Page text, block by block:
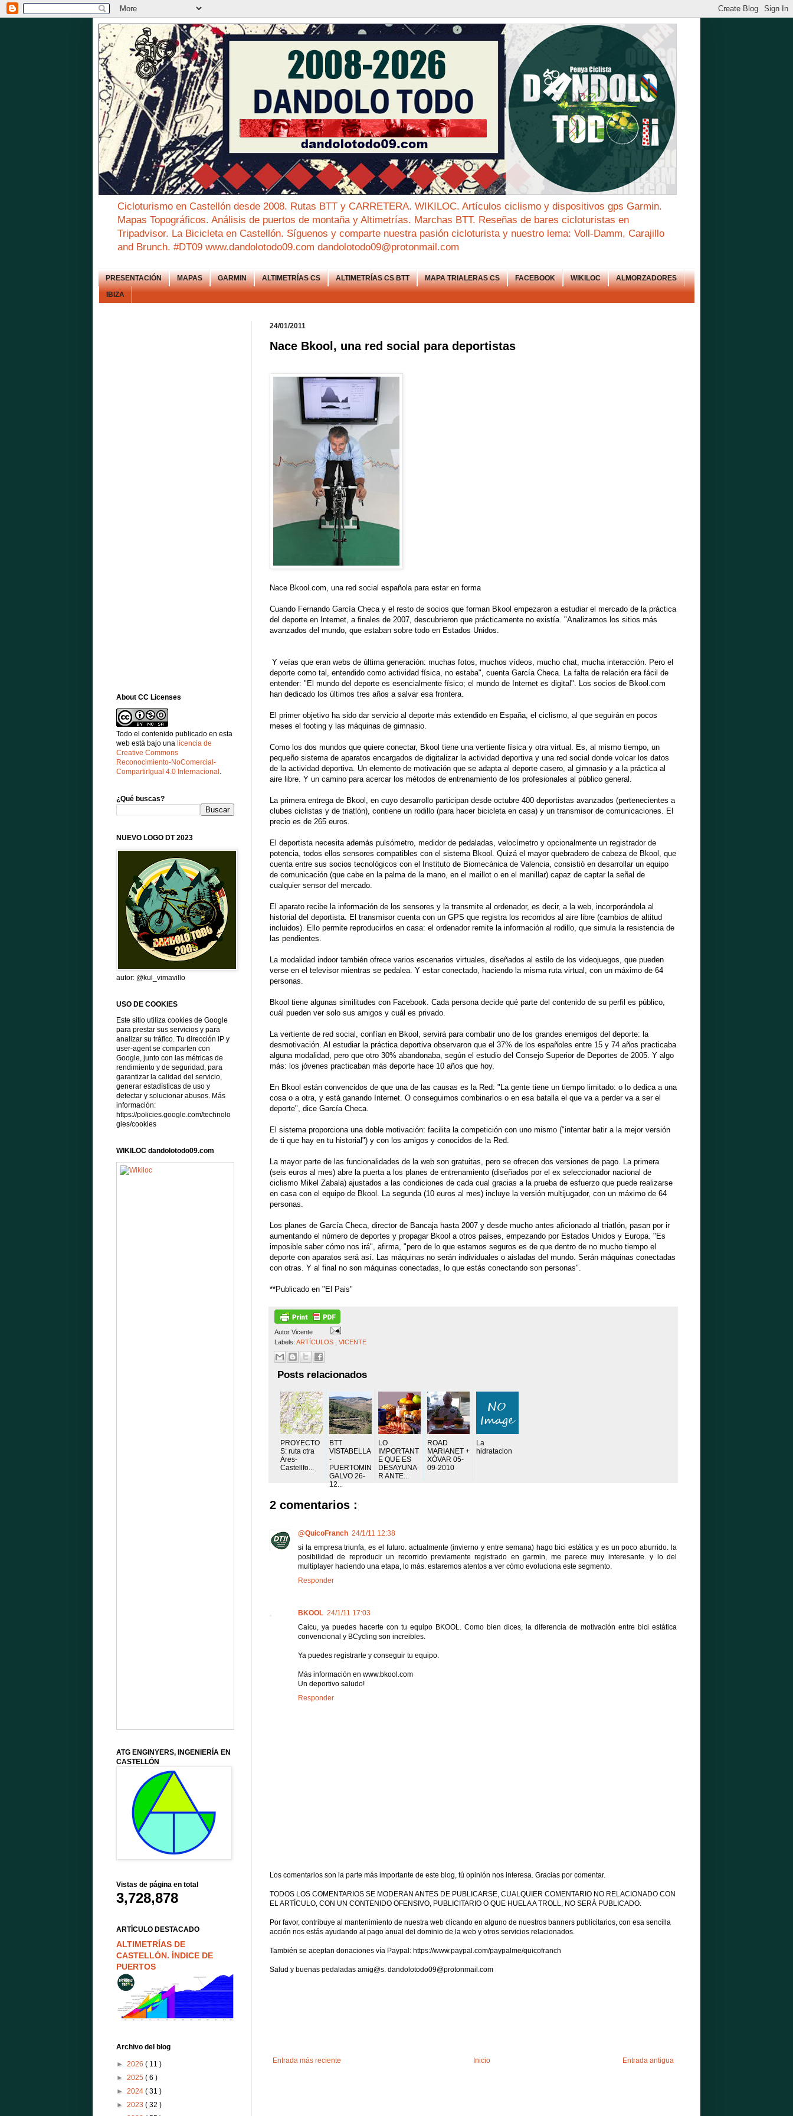
Cicloturismo en Castellón desde 2008. Rutas BTT y CARRETERA. WIKILOC. Artículos ciclismo y dispositivos gps Garmin.
Mapas Topográficos. Análisis de puertos de montaña y Altimetrías. Marchas BTT. Reseñas de bares cicloturistas en
Tripadvisor. La Bicicleta en Castellón. Síguenos y comparte nuestra pasión cicloturista y nuestro lema: Voll-Damm, Carajillo
and Brunch. #DT09 www.dandolotodo09.com dandolotodo09@protonmail.com
PRESENTACIÓN MAPAS GARMIN ALTIMETRÍAS CS ALTIMETRÍAS CS BTT MAPA TRIALERAS CS FACEBOOK WIKILOC ALMORZADORES
IBIZA
24/01/2011
Nace Bkool, una red social para deportistas
Nace Bkool.com, una red social española para estar en forma
Cuando Fernando García Checa y el resto de socios que forman Bkool empezaron a estudiar el mercado de la práctica
del deporte en Internet, a finales de 2007, descubrieron que prácticamente no existía. "Analizamos los sitios más
avanzados del mundo, que estaban sobre todo en Estados Unidos.
Y veías que eran webs de última generación: muchas fotos, muchos vídeos, mucho chat, mucha interacción. Pero el
deporte como tal, entendido como actividad física, no estaba", cuenta García Checa. La falta de relación era fácil de
entender: "El mundo del deporte es esencialmente físico; el mundo de Internet es digital". Los socios de Bkool.com
han dedicado los últimos tres años a salvar esa frontera.
El primer objetivo ha sido dar servicio al deporte más extendido en España, el ciclismo, al que seguirán en pocos
meses el footing y las máquinas de gimnasio.
Como los dos mundos que quiere conectar, Bkool tiene una vertiente física y otra virtual. Es, al mismo tiempo, un
pequeño sistema de aparatos encargados de digitalizar la actividad deportiva y una red social donde volcar los datos
de la actividad deportiva. Un elemento de motivación que se adapta al deporte casero, al gimnasio y a la práctica al
aire libre. Y un camino para acercar los métodos de entrenamiento de los profesionales al público general.
La primera entrega de Bkool, en cuyo desarrollo participan desde octubre 400 deportistas avanzados (pertenecientes a
clubes ciclistas y de triatlón), contiene un rodillo (para hacer bicicleta en casa) y un transmisor de comunicaciones. El
precio es de 265 euros.
El deportista necesita además pulsómetro, medidor de pedaladas, velocímetro y opcionalmente un registrador de
potencia, todos ellos sensores compatibles con el sistema Bkool. Quizá el mayor quebradero de cabeza de Bkool, que
cuenta entre sus socios tecnológicos con el Instituto de Biomecánica de Valencia, consistió en desarrollar un equipo
de comunicación (que cabe en la palma de la mano, en el maillot o en el manillar) capaz de captar la señal de
cualquier sensor del mercado.
El aparato recibe la información de los sensores y la transmite al ordenador, es decir, a la web, incorporándola al
historial del deportista. El transmisor cuenta con un GPS que registra los recorridos al aire libre (cambios de altitud
incluidos). Ello permite reproducirlos en casa: el ordenador remite la información al rodillo, que simula la resistencia de
las pendientes.
La modalidad indoor también ofrece varios escenarios virtuales, diseñados al estilo de los videojuegos, que pueden
verse en el televisor mientras se pedalea. Y estar conectado, haciendo la misma ruta virtual, con un máximo de 64
personas.
Bkool tiene algunas similitudes con Facebook. Cada persona decide qué parte del contenido de su perfil es público,
cuál pueden ver solo sus amigos y cuál es privado.
La vertiente de red social, confían en Bkool, servirá para combatir uno de los grandes enemigos del deporte: la
desmotivación. Al estudiar la práctica deportiva observaron que el 37% de los españoles entre 15 y 74 años practicaba
alguna modalidad, pero que otro 30% abandonaba, según el estudio del Consejo Superior de Deportes de 2005. Y algo
más: los jóvenes practicaban más deporte hace 10 años que hoy.
En Bkool están convencidos de que una de las causas es la Red: "La gente tiene un tiempo limitado: o lo dedica a una
cosa o a otra, y está ganando Internet. O conseguimos combinarlos o en esa batalla el que va a perder va a ser el
deporte", dice García Checa.
El sistema proporciona una doble motivación: facilita la competición con uno mismo ("intentar batir a la mejor versión
de ti que hay en tu historial") y con los amigos y conocidos de la Red.
La mayor parte de las funcionalidades de la web son gratuitas, pero se ofrecen dos versiones de pago. La primera
(seis euros al mes) abre la puerta a los planes de entrenamiento (diseñados por el ex seleccionador nacional de
ciclismo Mikel Zabala) ajustados a las condiciones de cada cual gracias a la prueba de esfuerzo que puede realizarse
en casa con el equipo de Bkool. La segunda (10 euros al mes) incluye la versión multijugador, con un máximo de 64
personas.
Los planes de García Checa, director de Bancaja hasta 2007 y desde mucho antes aficionado al triatlón, pasan por ir
aumentando el número de deportes y propagar Bkool a otros países, empezando por Estados Unidos y Europa. "Es
imposible saber cómo nos irá", afirma, "pero de lo que estamos seguros es de que dentro de no mucho tiempo el
deporte con aparatos será así. Las máquinas no serán individuales o aisladas del mundo. Serán máquinas conectadas
con otras. Y al final no son máquinas conectadas, lo que estás conectando son personas".
**Publicado en "El Pais"
Autor Vicente
Labels: ARTÍCULOS VICENTE
Posts relacionados
PROYECTO
S: ruta ctra
Ares-
Castellfo...
BTT
VISTABELLA
-
PUERTOMIN
GALVO 26-
12...
LO
IMPORTANT
E QUE ES
DESAYUNA
R ANTE...
ROAD
MARIANET +
XÒVAR 05-
09-2010
La
hidratacion
2 comentarios :
@QuicoFranch 24/1/11 12:38
si la empresa triunfa, es el futuro. actualmente (invierno y entre semana) hago bici estática y es un poco aburrido. la
posibilidad de reproducir un recorrido previamente registrado en garmin, me parece muy interesante. y lo del
multiplayer haciendo una etapa, lo más. estaremos atentos a ver cómo evoluciona este segmento.
Responder
BKOOL 24/1/11 17:03
Caicu, ya puedes hacerte con tu equipo BKOOL. Como bien dices, la diferencia de motivación entre bici estática
convencional y BCycling son increibles.
Ya puedes registrarte y conseguir tu equipo.
Más información en www.bkool.com
Un deportivo saludo!
Responder
Los comentarios son la parte más importante de este blog, tú opinión nos interesa. Gracias por comentar.
TODOS LOS COMENTARIOS SE MODERAN ANTES DE PUBLICARSE, CUALQUIER COMENTARIO NO RELACIONADO CON
EL ARTÍCULO, CON UN CONTENIDO OFENSIVO, PUBLICITARIO O QUE HUELA A TROLL, NO SERÁ PUBLICADO.
Por favor, contribuye al mantenimiento de nuestra web clicando en alguno de nuestros banners publicitarios, con esa sencilla
acción nos estás ayudando al pago anual del dominio de la web y otros servicios relacionados.
También se aceptan donaciones vía Paypal: https://www.paypal.com/paypalme/quicofranch
Salud y buenas pedaladas amig@s. dandolotodo09@protonmail.com
Entrada más reciente Entrada antigua
Inicio
About CC Licenses
Todo el contenido publicado en esta
web está bajo una licencia de
Creative Commons
Reconocimiento-NoComercial-
CompartirIgual 4.0 Internacional .
¿Qué buscas?
NUEVO LOGO DT 2023
autor: @kul_vimavillo
USO DE COOKIES
Este sitio utiliza cookies de Google
para prestar sus servicios y para
analizar su tráfico. Tu dirección IP y
user-agent se comparten con
Google, junto con las métricas de
rendimiento y de seguridad, para
garantizar la calidad del servicio,
generar estadísticas de uso y
detectar y solucionar abusos. Más
información:
https://policies.google.com/technolo
gies/cookies
WIKILOC dandolotodo09.com
ATG ENGINYERS, INGENIERÍA EN
CASTELLÓN
Vistas de página en total
3,728,878
ARTÍCULO DESTACADO
ALTIMETRÍAS DE
CASTELLÓN. ÍNDICE DE
PUERTOS
Archivo del blog
► 2026 ( 11 )
► 2025 ( 6 )
► 2024 ( 31 )
► 2023 ( 32 )